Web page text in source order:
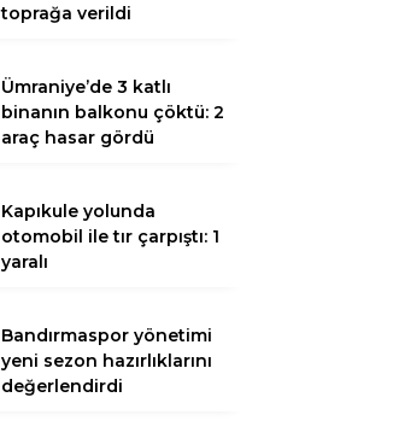
toprağa verildi
Ümraniye’de 3 katlı
binanın balkonu çöktü: 2
araç hasar gördü
Kapıkule yolunda
otomobil ile tır çarpıştı: 1
yaralı
Bandırmaspor yönetimi
yeni sezon hazırlıklarını
değerlendirdi